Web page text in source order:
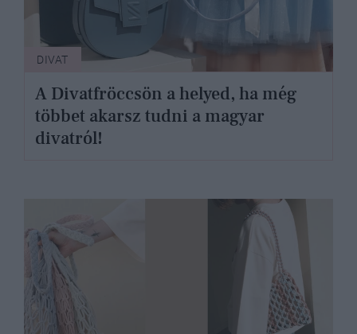
DIVAT
A Divatfröccsön a helyed, ha még
többet akarsz tudni a magyar
divatról!